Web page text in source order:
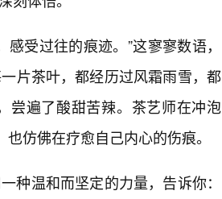
受过往的痕迹。”这寥寥数语，
片茶叶，都经历过风霜雨雪，都
尝遍了酸甜苦辣。茶艺师在冲泡
仿佛在疗愈自己内心的伤痕。
种温和而坚定的力量，告诉你：